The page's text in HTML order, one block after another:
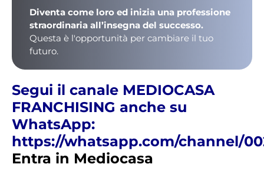
Diventa come loro ed inizia una professione
straordinaria all’insegna del successo.
Questa è l'opportunità per cambiare il tuo
futuro.
Segui il canale MEDIOCASA
FRANCHISING anche su
WhatsApp:
https://whatsapp.com/channel/
Entra in Mediocasa